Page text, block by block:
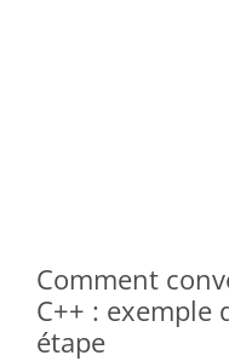
Comment
C++ : exemple
étape